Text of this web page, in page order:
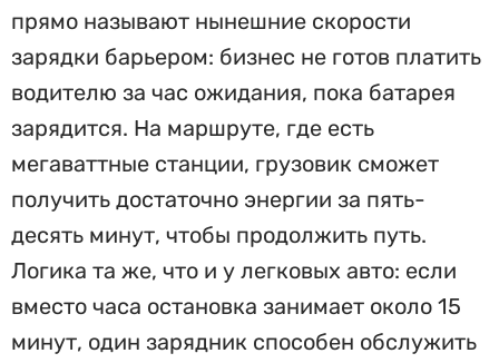
прямо называют нынешние скорости
зарядки барьером: бизнес не готов платить
водителю за час ожидания, пока батарея
зарядится. На маршруте, где есть
мегаваттные станции, грузовик сможет
получить достаточно энергии за пять-
десять минут, чтобы продолжить путь.
Логика та же, что и у легковых авто: если
вместо часа остановка занимает около 15
минут, один зарядник способен обслужить